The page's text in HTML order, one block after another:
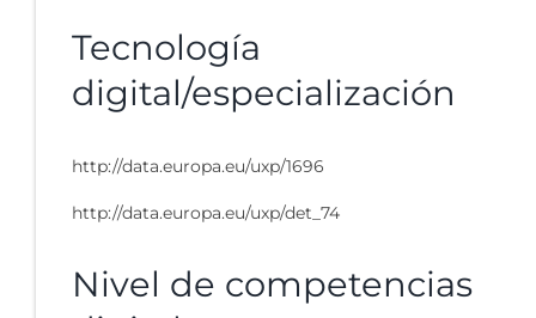
Tecnología
digital/especialización
http://data.europa.eu/uxp/1696
http://data.europa.eu/uxp/det_74
Nivel de competencias